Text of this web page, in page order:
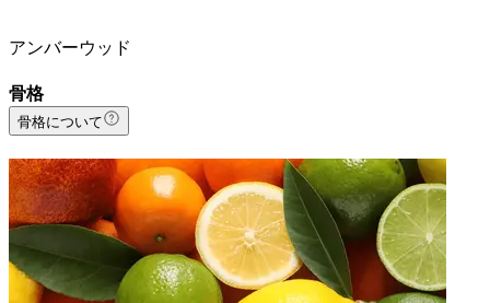
アンバーウッド
骨格
骨格について